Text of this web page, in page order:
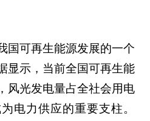
国可再生能源发展的一个
显示，当前全国可再生能
风光发电量占全社会用电
电力供应的重要支柱。